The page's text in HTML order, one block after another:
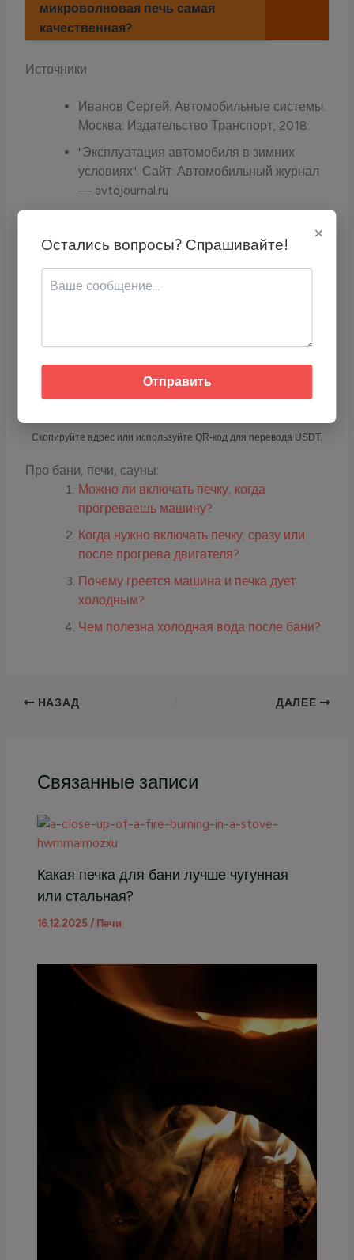
микроволновая печь самая
качественная?
Источники
Иванов Сергей. Автомобильные системы.
Москва: Издательство Транспорт, 2018.
"Эксплуатация автомобиля в зимних
условиях". Сайт: Автомобильный журнал
— avtojournal.ru
обслуживание автомобилей. Санкт-
Петербург: Издательство Питер, 2020.
Если вам понравилась статья — можете
TCyyra9LZrQ4DvrScSqhoTR1TLYH2j6E
Скопируйте адрес или используйте QR-код для перевода USDT.
Про бани, печи, сауны:
Можно ли включать печку, когда
прогреваешь машину?
Когда нужно включать печку: сразу или
после прогрева двигателя?
Почему греется машина и печка дует
холодным?
Чем полезна холодная вода после бани?
НАЗАД ДАЛЕЕ
Связанные записи
Какая печка для бани лучше чугунная
или стальная?
16.12.2025/ Печи
×
Остались вопросы? Спрашивайте!
Отправить